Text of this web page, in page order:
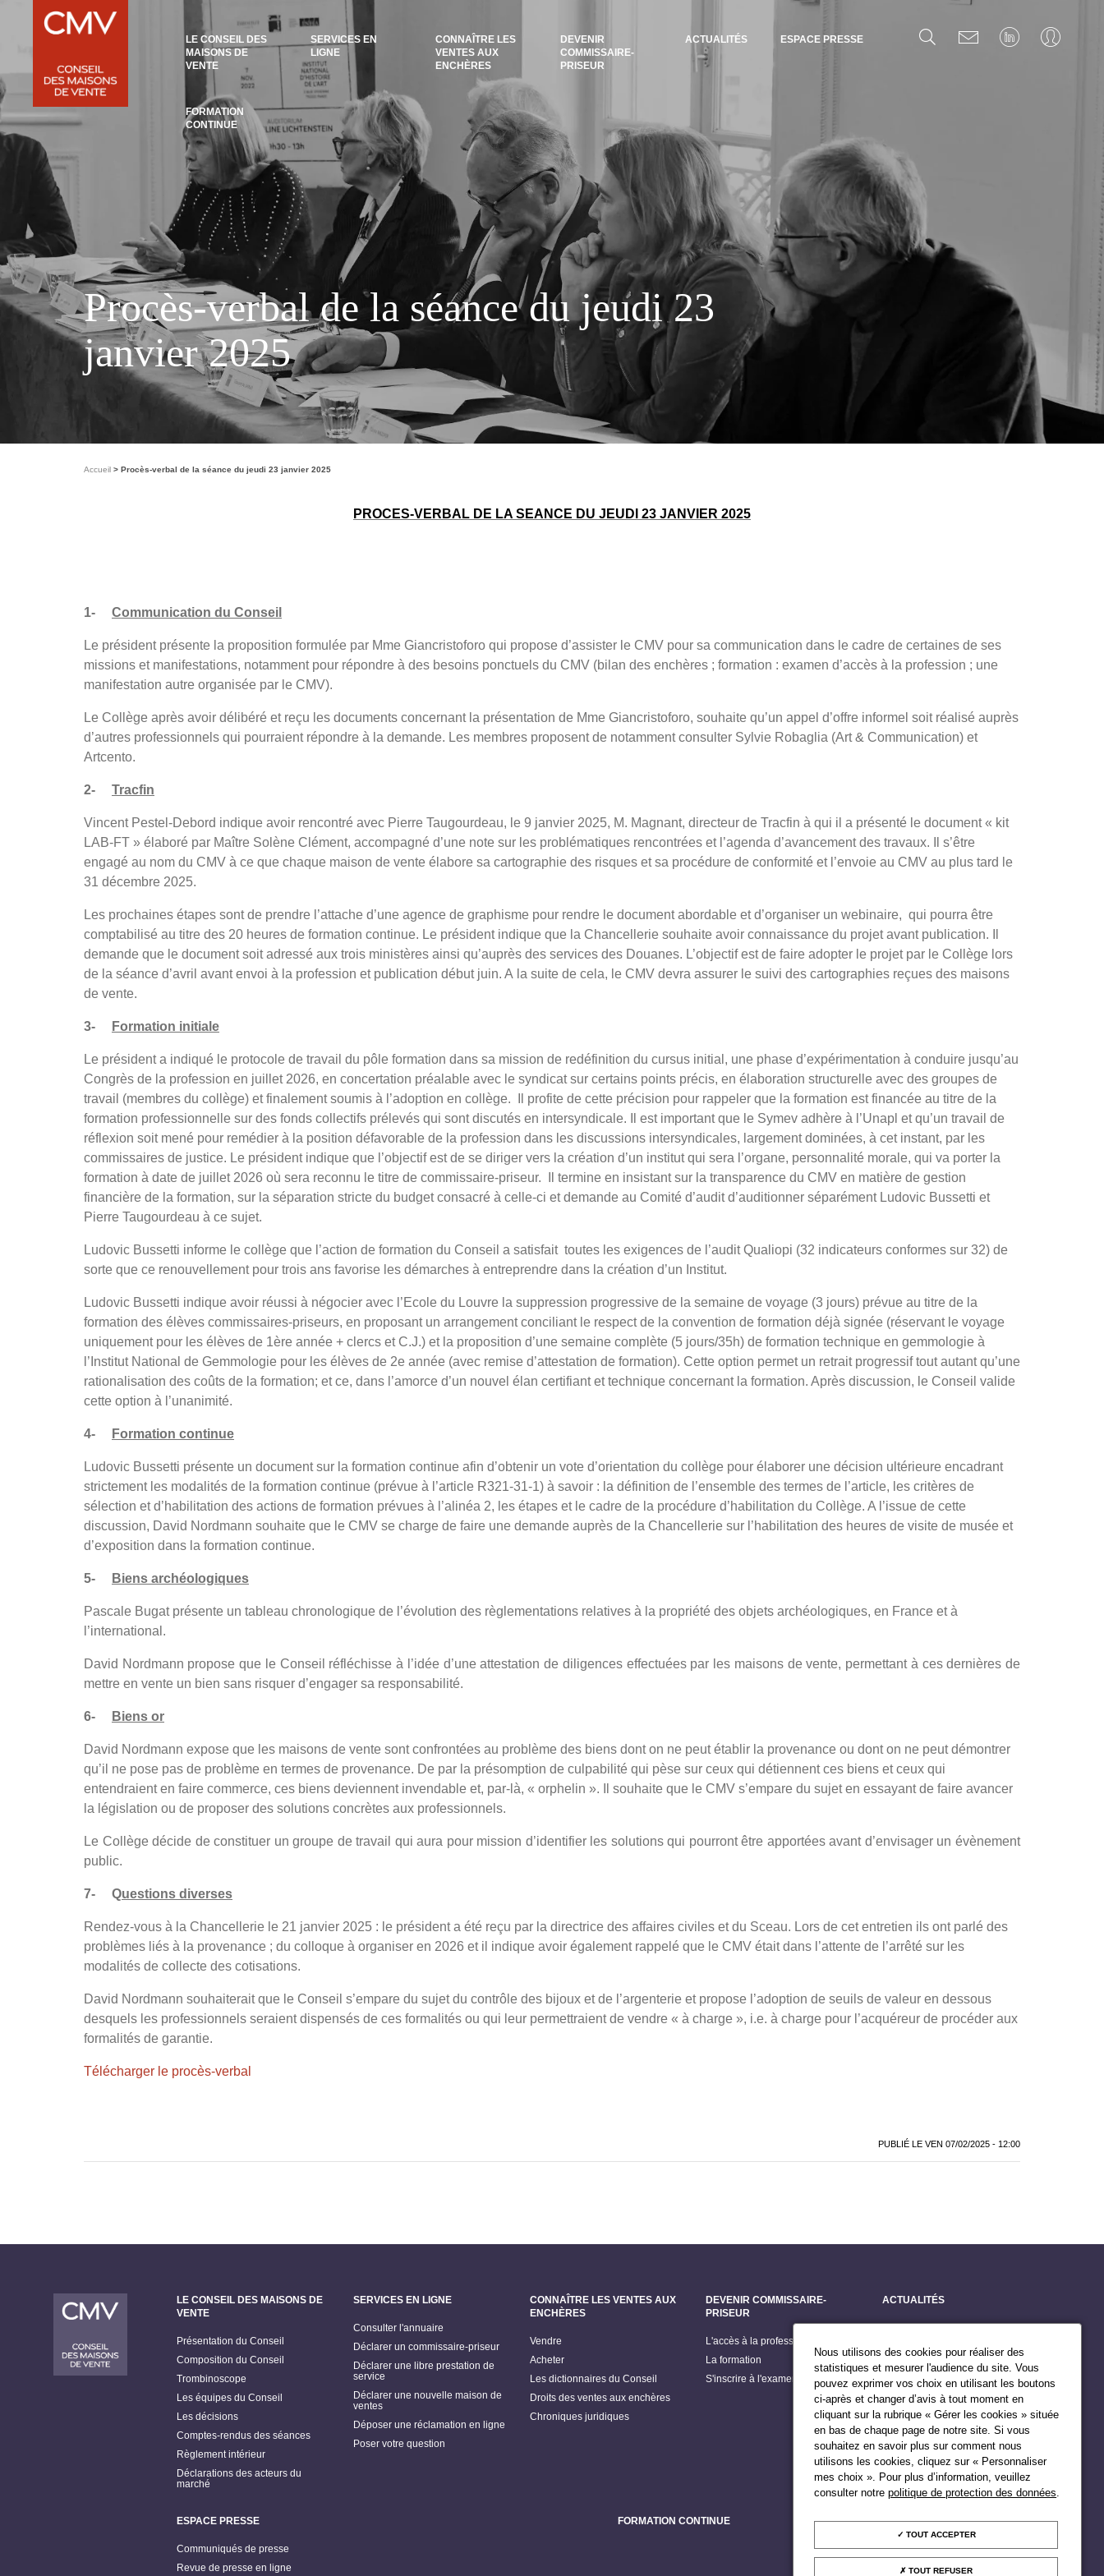
LE CONSEIL DES
MAISONS DE
VENTE
SERVICES EN
LIGNE
CONNAÎTRE LES
VENTES AUX
ENCHÈRES
DEVENIR
COMMISSAIRE-
PRISEUR
ACTUALITÉS ESPACE PRESSE
FORMATION
CONTINUE
Procès-verbal de la séance du jeudi 23
janvier 2025
Accueil Procès-verbal de la séance du jeudi 23 janvier 2025
PROCES-VERBAL DE LA SEANCE DU JEUDI 23 JANVIER 2025
1- Communication du Conseil
Le président présente la proposition formulée par Mme Giancristoforo qui propose d’assister le CMV pour sa communication dans le cadre de certaines de ses
missions et manifestations, notamment pour répondre à des besoins ponctuels du CMV (bilan des enchères ; formation : examen d’accès à la profession ; une
manifestation autre organisée par le CMV).
Le Collège après avoir délibéré et reçu les documents concernant la présentation de Mme Giancristoforo, souhaite qu’un appel d’offre informel soit réalisé auprès
d’autres professionnels qui pourraient répondre à la demande. Les membres proposent de notamment consulter Sylvie Robaglia (Art & Communication) et
Artcento.
2- Tracfin
Vincent Pestel-Debord indique avoir rencontré avec Pierre Taugourdeau, le 9 janvier 2025, M. Magnant, directeur de Tracfin à qui il a présenté le document « kit
LAB-FT » élaboré par Maître Solène Clément, accompagné d’une note sur les problématiques rencontrées et l’agenda d’avancement des travaux. Il s’être
engagé au nom du CMV à ce que chaque maison de vente élabore sa cartographie des risques et sa procédure de conformité et l’envoie au CMV au plus tard le
31 décembre 2025.
Les prochaines étapes sont de prendre l’attache d’une agence de graphisme pour rendre le document abordable et d’organiser un webinaire, qui pourra être
comptabilisé au titre des 20 heures de formation continue. Le président indique que la Chancellerie souhaite avoir connaissance du projet avant publication. Il
demande que le document soit adressé aux trois ministères ainsi qu’auprès des services des Douanes. L’objectif est de faire adopter le projet par le Collège lors
de la séance d’avril avant envoi à la profession et publication début juin. A la suite de cela, le CMV devra assurer le suivi des cartographies reçues des maisons
de vente.
3- Formation initiale
Le président a indiqué le protocole de travail du pôle formation dans sa mission de redéfinition du cursus initial, une phase d’expérimentation à conduire jusqu’au
Congrès de la profession en juillet 2026, en concertation préalable avec le syndicat sur certains points précis, en élaboration structurelle avec des groupes de
travail (membres du collège) et finalement soumis à l’adoption en collège.
Il profite de cette précision pour rappeler que la formation est financée au titre de la
formation professionnelle sur des fonds collectifs prélevés qui sont discutés en intersyndicale. Il est important que le Symev adhère à l’Unapl et qu’un travail de
réflexion soit mené pour remédier à la position défavorable de la profession dans les discussions intersyndicales, largement dominées, à cet instant, par les
commissaires de justice. Le président indique que l’objectif est de se diriger vers la création d’un institut qui sera l’organe, personnalité morale, qui va porter la
formation à date de juillet 2026 où sera reconnu le titre de commissaire-priseur.
Il termine en insistant sur la transparence du CMV en matière de gestion
financière de la formation, sur la séparation stricte du budget consacré à celle-ci et demande au Comité d’audit d’auditionner séparément Ludovic Bussetti et
Pierre Taugourdeau à ce sujet.
Ludovic Bussetti informe le collège que l’action de formation du Conseil a satisfait toutes les exigences de l’audit Qualiopi (32 indicateurs conformes sur 32) de
sorte que ce renouvellement pour trois ans favorise les démarches à entreprendre dans la création d’un Institut.
Ludovic Bussetti indique avoir réussi à négocier avec l’Ecole du Louvre la suppression progressive de la semaine de voyage (3 jours) prévue au titre de la
formation des élèves commissaires-priseurs, en proposant un arrangement conciliant le respect de la convention de formation déjà signée (réservant le voyage
uniquement pour les élèves de 1ère année + clercs et C.J.) et la proposition d’une semaine complète (5 jours/35h) de formation technique en gemmologie à
l’Institut National de Gemmologie pour les élèves de 2e année (avec remise d’attestation de formation). Cette option permet un retrait progressif tout autant qu’une
rationalisation des coûts de la formation; et ce, dans l’amorce d’un nouvel élan certifiant et technique concernant la formation. Après discussion, le Conseil valide
cette option à l’unanimité.
4- Formation continue
Ludovic Bussetti présente un document sur la formation continue afin d’obtenir un vote d’orientation du collège pour élaborer une décision ultérieure encadrant
strictement les modalités de la formation continue (prévue à l’article R321-31-1) à savoir : la définition de l’ensemble des termes de l’article, les critères de
sélection et d’habilitation des actions de formation prévues à l’alinéa 2, les étapes et le cadre de la procédure d’habilitation du Collège. A l’issue de cette
discussion, David Nordmann souhaite que le CMV se charge de faire une demande auprès de la Chancellerie sur l’habilitation des heures de visite de musée et
d’exposition dans la formation continue.
5- Biens archéologiques
Pascale Bugat présente un tableau chronologique de l’évolution des règlementations relatives à la propriété des objets archéologiques, en France et à
l’international.
David Nordmann propose que le Conseil réfléchisse à l’idée d’une attestation de diligences effectuées par les maisons de vente, permettant à ces dernières de
mettre en vente un bien sans risquer d’engager sa responsabilité.
6- Biens or
David Nordmann expose que les maisons de vente sont confrontées au problème des biens dont on ne peut établir la provenance ou dont on ne peut démontrer
qu’il ne pose pas de problème en termes de provenance. De par la présomption de culpabilité qui pèse sur ceux qui détiennent ces biens et ceux qui
entendraient en faire commerce, ces biens deviennent invendable et, par-là, « orphelin ». Il souhaite que le CMV s’empare du sujet en essayant de faire avancer
la législation ou de proposer des solutions concrètes aux professionnels.
Le Collège décide de constituer un groupe de travail qui aura pour mission d’identifier les solutions qui pourront être apportées avant d’envisager un évènement
public.
7- Questions diverses
Rendez-vous à la Chancellerie le 21 janvier 2025 : le président a été reçu par la directrice des affaires civiles et du Sceau. Lors de cet entretien ils ont parlé des
problèmes liés à la provenance ; du colloque à organiser en 2026 et il indique avoir également rappelé que le CMV était dans l’attente de l’arrêté sur les
modalités de collecte des cotisations.
David Nordmann souhaiterait que le Conseil s’empare du sujet du contrôle des bijoux et de l’argenterie et propose l’adoption de seuils de valeur en dessous
desquels les professionnels seraient dispensés de ces formalités ou qui leur permettraient de vendre « à charge », i.e. à charge pour l’acquéreur de procéder aux
formalités de garantie.
Télécharger le procès-verbal
PUBLIÉ LE VEN 07/02/2025 - 12:00
LE CONSEIL DES MAISONS DE
VENTE
Présentation du Conseil
Composition du Conseil
Trombinoscope
Les équipes du Conseil
Les décisions
Comptes-rendus des séances
Règlement intérieur
Déclarations des acteurs du
marché
SERVICES EN LIGNE
Consulter l'annuaire
Déclarer un commissaire-priseur
Déclarer une libre prestation de
service
Déclarer une nouvelle maison de
ventes
Déposer une réclamation en ligne
Poser votre question
CONNAÎTRE LES VENTES AUX
ENCHÈRES
Vendre
Acheter
Les dictionnaires du Conseil
Droits des ventes aux enchères
Chroniques juridiques
DEVENIR COMMISSAIRE-
PRISEUR
L'accès à la profession
La formation
S'inscrire à l'examen d'accès
ACTUALITÉS
Grands dossiers
Billets du Président
Publications
Agenda du Président
ESPACE PRESSE
Communiqués de presse
Revue de presse en ligne
FORMATION CONTINUE
Nous utilisons des cookies pour réaliser des
statistiques et mesurer l'audience du site. Vous
pouvez exprimer vos choix en utilisant les boutons
ci-après et changer d’avis à tout moment en
cliquant sur la rubrique « Gérer les cookies » située
en bas de chaque page de notre site. Si vous
souhaitez en savoir plus sur comment nous
utilisons les cookies, cliquez sur « Personnaliser
mes choix ». Pour plus d’information, veuillez
consulter notrepolitique de protection des données.
TOUT ACCEPTER
TOUT REFUSER